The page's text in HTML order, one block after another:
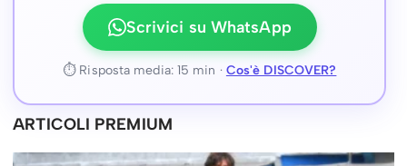
Scrivici su WhatsApp
⏱ Risposta media: 15 min · Cos'è DISCOVER?
ARTICOLI PREMIUM